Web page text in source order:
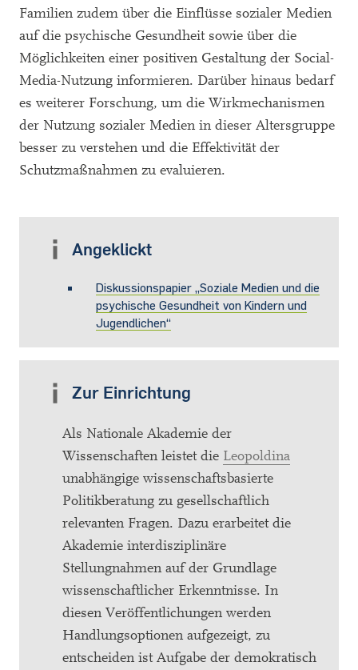
Familien zudem über die Einflüsse sozialer Medien
auf die psychische Gesundheit sowie über die
Möglichkeiten einer positiven Gestaltung der Social-
Media-Nutzung informieren. Darüber hinaus bedarf
es weiterer Forschung, um die Wirkmechanismen
der Nutzung sozialer Medien in dieser Altersgruppe
besser zu verstehen und die Effektivität der
Schutzmaßnahmen zu evaluieren.
Angeklickt
Diskussionspapier „Soziale Medien und die
psychische Gesundheit von Kindern und
Jugendlichen“
Zur Einrichtung
Als Nationale Akademie der
Wissenschaften leistet die Leopoldina
unabhängige wissenschaftsbasierte
Politikberatung zu gesellschaftlich
relevanten Fragen. Dazu erarbeitet die
Akademie interdisziplinäre
Stellungnahmen auf der Grundlage
wissenschaftlicher Erkenntnisse. In
diesen Veröffentlichungen werden
Handlungsoptionen aufgezeigt, zu
entscheiden ist Aufgabe der demokratisch